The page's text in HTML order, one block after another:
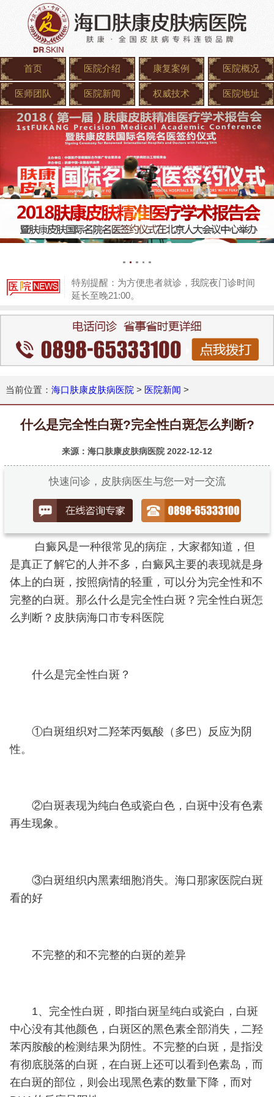
首页 医院介绍 康复案例 医院概况
医师团队 医院新闻 权威技术 医院地址
特别提醒：为方便患者就诊，我院夜门诊时间
延长至晚21:00。
当前位置： 海口肤康皮肤病医院 > 医院新闻 >
什么是完全性白斑?完全性白斑怎么判断?
来源：海口肤康皮肤病医院 2022-12-12
快速问诊，皮肤病医生与您一对一交流
白癜风是一种很常见的病症，大家都知道，但
是真正了解它的人并不多，白癜风主要的表现就是身
体上的白斑，按照病情的轻重，可以分为完全性和不
完整的白斑。那么什么是完全性白斑？完全性白斑怎
么判断？皮肤病海口市专科医院
什么是完全性白斑？
①白斑组织对二羟苯丙氨酸（多巴）反应为阴
性。
②白斑表现为纯白色或瓷白色，白斑中没有色素
再生现象。
③白斑组织内黑素细胞消失。海口那家医院白斑
看的好
不完整的和不完整的白斑的差异
1、完全性白斑，即指白斑呈纯白或瓷白，白斑
中心没有其他颜色，白斑区的黑色素全部消失，二羟
苯丙胺酸的检测结果为阴性。不完整的白斑，是指没
有彻底脱落的白斑，在白斑上还可以看到色素岛，而
在白斑的部位，则会出现黑色素的数量下降，而对